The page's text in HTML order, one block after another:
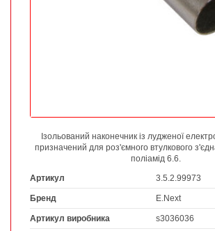
Ізольований наконечник із лудженої
призначений для роз'ємного втулкового
поліамід 6.6.
Артикул
3.5.2.99973
Бренд E.Next
Артикул виробника s3036036